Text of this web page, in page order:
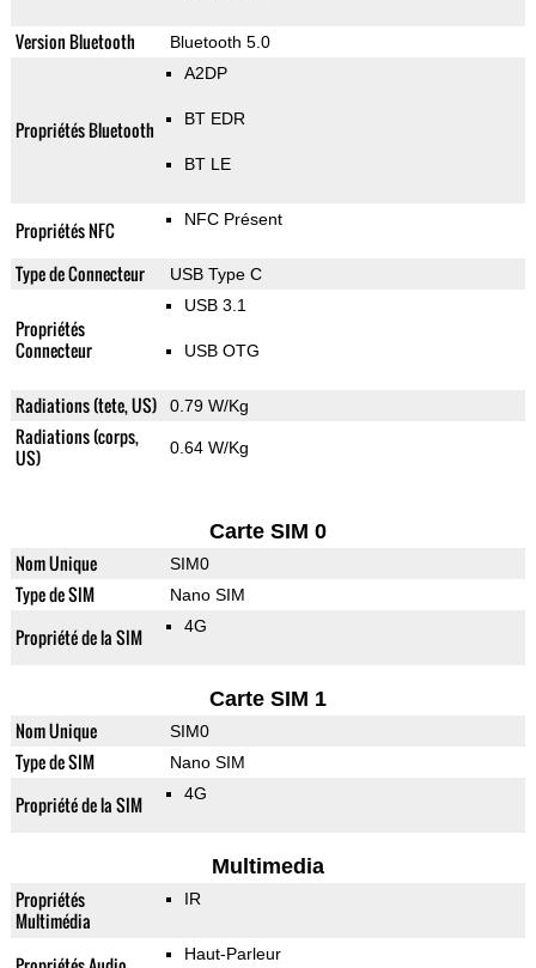
Version Bluetooth Bluetooth 5.0
Propriétés Bluetooth
A2DP
BT EDR
BT LE
Propriétés NFC NFC Présent
Type de Connecteur USB Type C
Propriétés
Connecteur
USB 3.1
USB OTG
Radiations (tete, US) 0.79 W/Kg
Radiations (corps,
US)
0.64 W/Kg
Carte SIM 0
Nom Unique SIM0
Type de SIM Nano SIM
Propriété de la SIM 4G
Carte SIM 1
Nom Unique SIM0
Type de SIM Nano SIM
Propriété de la SIM 4G
Multimedia
Propriétés
Multimédia
IR
Haut-Parleur